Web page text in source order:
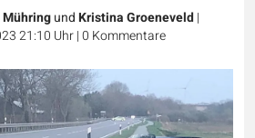
undKristina Groeneveld|
21:10 Uhr|0 Kommentare